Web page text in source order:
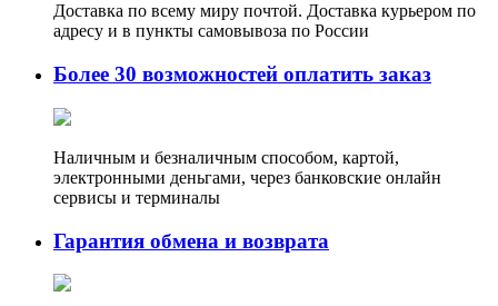
Доставка по всему миру почтой. Доставка курьером по
адресу и в пункты самовывоза по России
Более 30 возможностей оплатить заказ
Наличным и безналичным способом, картой,
электронными деньгами, через банковские онлайн
сервисы и терминалы
Гарантия обмена и возврата